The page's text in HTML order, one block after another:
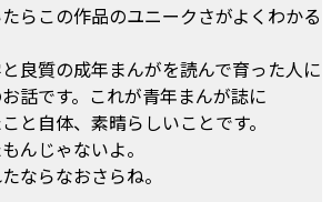
らこの作品のユニークさがよくわかる
良質の成年まんがを読んで育った人に
話です。これが青年まんが誌に
と自体、素晴らしいことです。
んじゃないよ。
ならなおさらね。